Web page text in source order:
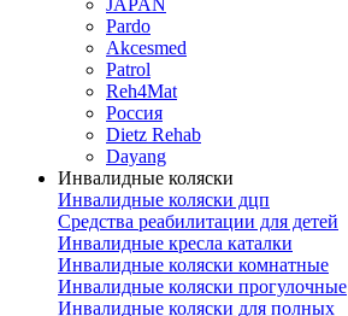
JAPAN
Pardo
Akcesmed
Patrol
Reh4Mat
Россия
Dietz Rehab
Dayang
Инвалидные коляски
Инвалидные коляски дцп
Средства реабилитации для детей
Инвалидные кресла каталки
Инвалидные коляски комнатные
Инвалидные коляски прогулочные
Инвалидные коляски для полных